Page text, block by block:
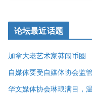
论坛最近话题
加拿大老艺术家莽闯币圈
自媒体要受自媒体协会监
华文媒体协会琳琅满目，